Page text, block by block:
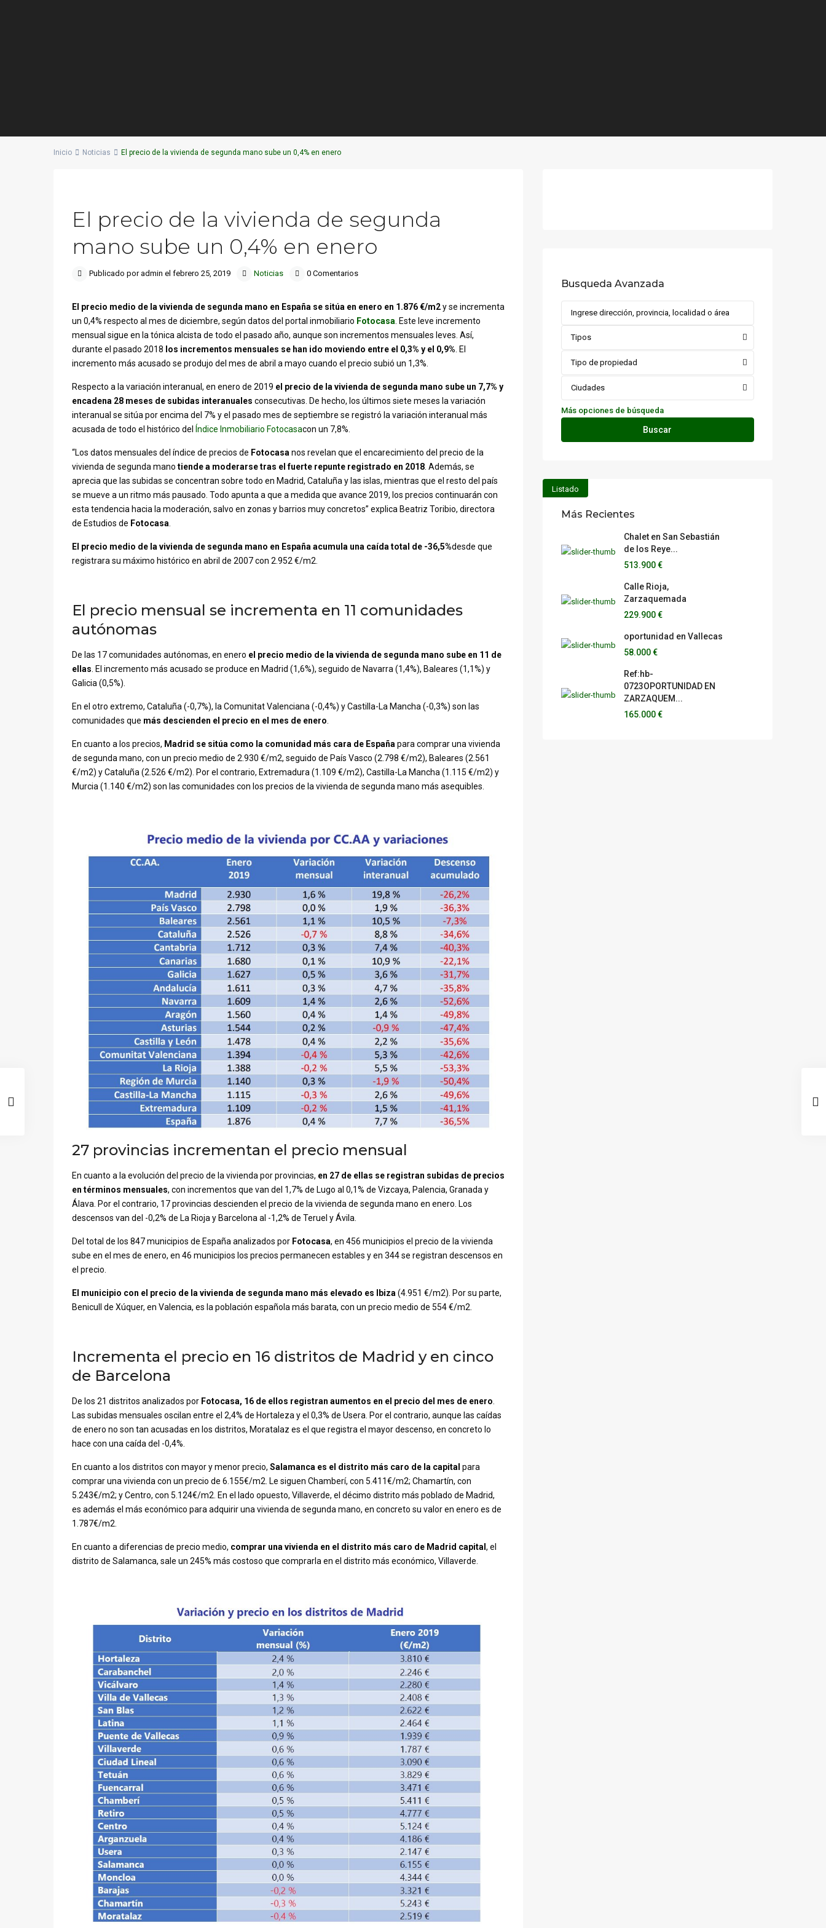
Inicio Noticias El precio de la vivienda de segunda mano sube un 0,4% en enero
El precio de la vivienda de segunda
mano sube un 0,4% en enero
Publicado por admin el febrero 25, 2019 Noticias 0 Comentarios
El precio medio de la vivienda de segunda mano en España se sitúa en enero en 1.876 €/m2y se incrementa
un 0,4% respecto al mes de diciembre, según datos del portal inmobiliario Fotocasa . Este leve incremento
mensual sigue en la tónica alcista de todo el pasado año, aunque son incrementos mensuales leves. Así,
durante el pasado 2018 los incrementos mensuales se han ido moviendo entre el 0,3% y el 0,9% . El
incremento más acusado se produjo del mes de abril a mayo cuando el precio subió un 1,3%.
Respecto a la variación interanual, en enero de 2019 el precio de la vivienda de segunda mano sube un 7,7% y
encadena 28 meses de subidas interanuales consecutivas. De hecho, los últimos siete meses la variación
interanual se sitúa por encima del 7% y el pasado mes de septiembre se registró la variación interanual más
acusada de todo el histórico del
Índice Inmobiliario Fotocasacon un 7,8%.
“Los datos mensuales del índice de precios de Fotocasa nos revelan que el encarecimiento del precio de la
vivienda de segunda mano tiende a moderarse tras el fuerte repunte registrado en 2018 . Además, se
aprecia que las subidas se concentran sobre todo en Madrid, Cataluña y las islas, mientras que el resto del país
se mueve a un ritmo más pausado. Todo apunta a que a medida que avance 2019, los precios continuarán con
esta tendencia hacia la moderación, salvo en zonas y barrios muy concretos” explica Beatriz Toribio, directora
de Estudios de Fotocasa
El precio medio de la vivienda de segunda mano en España acumula una caída total de -36,5%desde que
registrara su máximo histórico en abril de 2007 con 2.952 €/m2.
El precio mensual se incrementa en 11 comunidades
autónomas
De las 17 comunidades autónomas, en enero el precio medio de la vivienda de segunda mano sube en 11 de
ellas . El incremento más acusado se produce en Madrid (1,6%), seguido de Navarra (1,4%), Baleares (1,1%) y
Galicia (0,5%).
En el otro extremo, Cataluña (-0,7%), la Comunitat Valenciana (-0,4%) y Castilla-La Mancha (-0,3%) son las
comunidades que más descienden el precio en el mes de enero
En cuanto a los precios, Madrid se sitúa como la comunidad más cara de España para comprar una vivienda
de segunda mano, con un precio medio de 2.930 €/m2, seguido de País Vasco (2.798 €/m2), Baleares (2.561
€/m2) y Cataluña (2.526 €/m2). Por el contrario, Extremadura (1.109 €/m2), Castilla-La Mancha (1.115 €/m2) y
Murcia (1.140 €/m2) son las comunidades con los precios de la vivienda de segunda mano más asequibles.
27 provincias incrementan el precio mensual
En cuanto a la evolución del precio de la vivienda por provincias, en 27 de ellas se registran subidas de precios
en términos mensuales, con incrementos que van del 1,7% de Lugo al 0,1% de Vizcaya, Palencia, Granada y
Álava. Por el contrario, 17 provincias descienden el precio de la vivienda de segunda mano en enero. Los
descensos van del -0,2% de La Rioja y Barcelona al -1,2% de Teruel y Ávila.
Del total de los 847 municipios de España analizados por Fotocasa, en 456 municipios el precio de la vivienda
sube en el mes de enero, en 46 municipios los precios permanecen estables y en 344 se registran descensos en
el precio.
El municipio con el precio de la vivienda de segunda mano más elevado es Ibiza(4.951 €/m2). Por su parte,
Benicull de Xúquer, en Valencia, es la población española más barata, con un precio medio de 554 €/m2.
Incrementa el precio en 16 distritos de Madrid y en cinco
de Barcelona
De los 21 distritos analizados por Fotocasa, 16 de ellos registran aumentos en el precio del mes de enero.
Las subidas mensuales oscilan entre el 2,4% de Hortaleza y el 0,3% de Usera. Por el contrario, aunque las caídas
de enero no son tan acusadas en los distritos, Moratalaz es el que registra el mayor descenso, en concreto lo
hace con una caída del -0,4%.
En cuanto a los distritos con mayor y menor precio, Salamanca es el distrito más caro de la capital para
comprar una vivienda con un precio de 6.155€/m2. Le siguen Chamberí, con 5.411€/m2; Chamartín, con
5.243€/m2; y Centro, con 5.124€/m2. En el lado opuesto, Villaverde, el décimo distrito más poblado de Madrid,
es además el más económico para adquirir una vivienda de segunda mano, en concreto su valor en enero es de
1.787€/m2.
En cuanto a diferencias de precio medio, comprar una vivienda en el distrito más caro de Madrid capital , el
distrito de Salamanca, sale un 245% más costoso que comprarla en el distrito más económico, Villaverde.
Busqueda Avanzada
Tipos
Tipo de propiedad
Ciudades
Más opciones de búsqueda
Buscar
Listado
Más Recientes
Chalet en San Sebastián
de los Reye...
513.900 €
Calle Rioja,
Zarzaquemada
229.900 €
oportunidad en Vallecas
58.000 €
Ref:hb-
0723OPORTUNIDAD EN
ZARZAQUEM...
165.000 €